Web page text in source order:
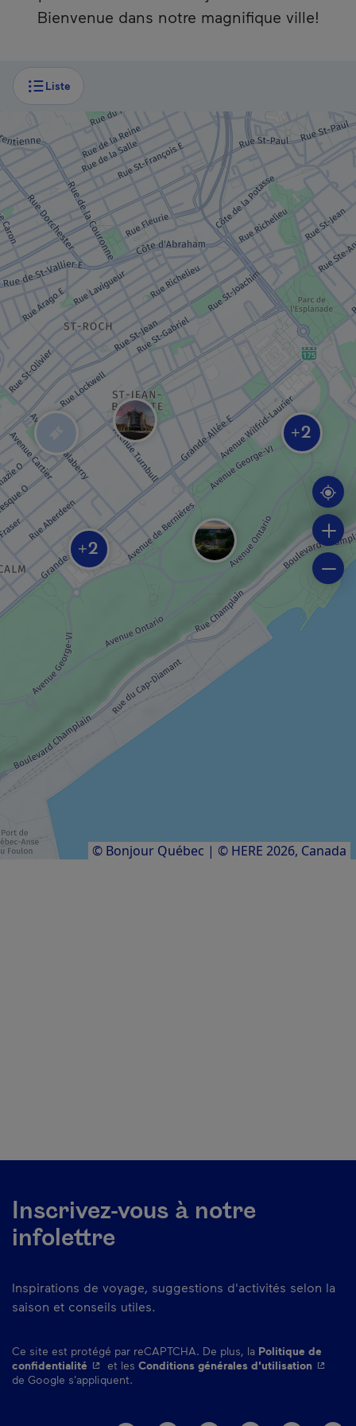
Bienvenue dans notre magnifique ville!
Si vous utilisez un lecteur d’écran, ce contenu n’est
Liste
PARC RÉGIONAL / MUNICIPAL
Parc des Champs-de-Bataille – Plaines
MUSÉE / SITE HISTORIQUE
Musée national des beaux-arts du Québec
FESTIVAL / ÉVÉNEMENT
Festival d’été de Québec
MUSÉE / SITE HISTORIQUE
Maison Henry-Stuart
MUSÉE / SITE HISTORIQUE
Musée des plaines d’Abraham
SALLE DE SPECTACLE / THÉÂTRE
Théâtre Périscope
SALLE DE SPECTACLE / THÉÂTRE
Résultats sur7
+2
+2
© Bonjour Québec | © HERE 2026, Canada
Inscrivez-vous à notre
infolettre
Inspirations de voyage, suggestions d'activités selon la
saison et conseils utiles.
Ce site est protégé par reCAPTCHA. De plus, la Politique de
confidentialité - Cet hyperlien s'ouvrira dans une nouvelle fenêtre.
et les Conditions générales d'utilisation- Cet
de Google s'appliquent.